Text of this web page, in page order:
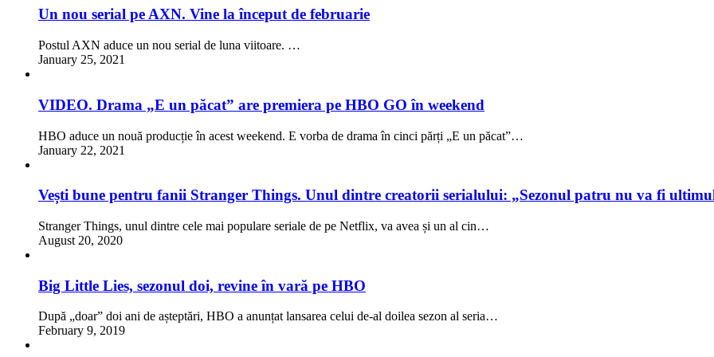
Un nou serial pe AXN. Vine la început de februarie
Postul AXN aduce un nou serial de luna viitoare. …
January 25, 2021
VIDEO. Drama „E un păcat” are premiera pe HBO GO în weekend
HBO aduce un nouă producție în acest weekend. E vorba de drama în cinci părți „E un păcat”…
January 22, 2021
Vești bune pentru fanii Stranger Things. Unul dintre creatorii serialului: „Sezonul patru nu va fi
Stranger Things, unul dintre cele mai populare seriale de pe Netflix, va avea și un al cin…
August 20, 2020
Big Little Lies, sezonul doi, revine în vară pe HBO
După „doar” doi ani de așteptări, HBO a anunțat lansarea celui de-al doilea sezon al seria…
February 9, 2019